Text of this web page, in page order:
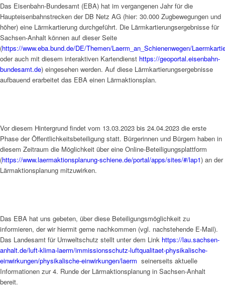
Das Eisenbahn-Bundesamt (EBA) hat im vergangenen Jahr für die
Haupteisenbahnstrecken der DB Netz AG (hier: 30.000 Zugbewegungen und
höher) eine Lärmkartierung durchgeführt. Die Lärmkartierungsergebnisse für
Sachsen-Anhalt können auf dieser Seite
(https://www.eba.bund.de/DE/Themen/Laerm_an_Schienenwegen/
oder auch mit diesem interaktiven Kartendienst https://geoportal.eisenbahn-
bundesamt.de) eingesehen werden. Auf diese Lärmkartierungsergebnisse
aufbauend erarbeitet das EBA einen Lärmaktionsplan.
Vor diesem Hintergrund findet vom 13.03.2023 bis 24.04.2023 die erste
Phase der Öffentlichkeitsbeteiligung statt. Bürgerinnen und Bürgern haben in
diesem Zeitraum die Möglichkeit über eine Online-Beteiligungsplattform
(https://www.laermaktionsplanung-schiene.de/portal/apps/sites/#/lap1) an der
Lärmaktionsplanung mitzuwirken.
Das EBA hat uns gebeten, über diese Beteiligungsmöglichkeit zu
informieren, der wir hiermit gerne nachkommen (vgl. nachstehende E-Mail).
Das Landesamt für Umweltschutz stellt unter dem Link https://lau.sachsen-
anhalt.de/luft-klima-laerm/immissionsschutz-luftqualitaet-physikalische-
einwirkungen/physikalische-einwirkungen/laerm seinerseits aktuelle
Informationen zur 4. Runde der Lärmaktionsplanung in Sachsen-Anhalt
bereit.